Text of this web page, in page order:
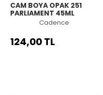
CAM BOYA OPAK 251
PARLIAMENT 45ML
Cadence
124,00 TL